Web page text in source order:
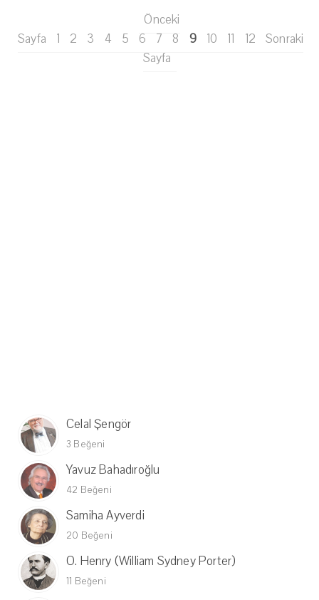
Önceki
Sayfa
1 2 3 4 5 6 7 8 9 10 11 12
Sonraki
Sayfa
Celal Şengör
3 Beğeni
Yavuz Bahadıroğlu
42 Beğeni
Samiha Ayverdi
20 Beğeni
O. Henry (William Sydney Porter)
11 Beğeni